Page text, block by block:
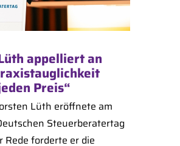
appelliert an
Preis“
Lüth eröffnete am
Steuerberatertag
Rede forderte er die